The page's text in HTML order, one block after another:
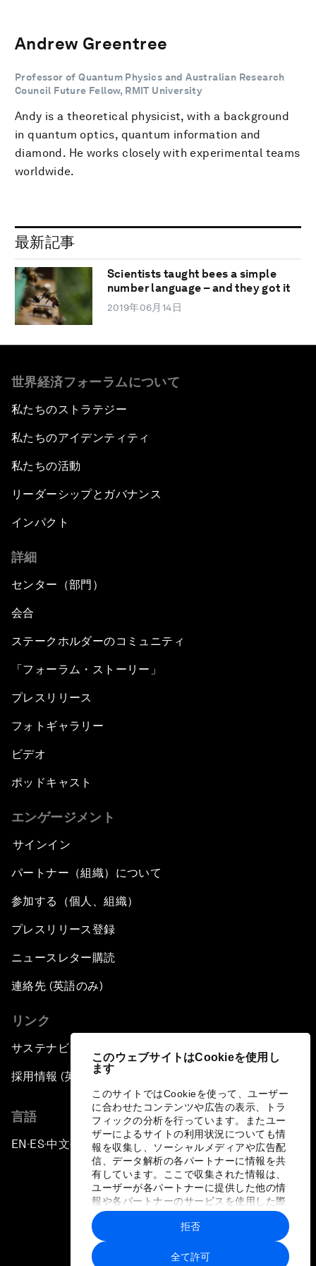
このウェブサイトはCookieを使用し
ます
このサイトではCookieを使って、ユーザー
に合わせたコンテンツや広告の表示、トラ
フィックの分析を行っています。またユー
ザーによるサイトの利用状況についても情
報を収集し、ソーシャルメディアや広告配
信、データ解析の各パートナーに情報を共
有しています。ここで収集された情報は、
ユーザーが各パートナーに提供した他の情
報や各パートナーのサービスを使用した際
に収集された情報と組み合わされ、各パー
トナーによって使用されることがありま
す。
全て許可
拒否
Andrew Greentree
Professor of Quantum Physics and Australian Research
Council Future Fellow, RMIT University
Andy is a theoretical physicist, with a background
in quantum optics, quantum information and
diamond. He works closely with experimental teams
worldwide.
最新記事
Scientists taught bees a simple
number language – and they got it
2019年06月14日
世界経済フォーラムについて
私たちのストラテジー
私たちのアイデンティティ
私たちの活動
リーダーシップとガバナンス
インパクト
詳細
センター（部門）
会合
ステークホルダーのコミュニティ
「フォーラム・ストーリー」
プレスリリース
フォトギャラリー
ビデオ
ポッドキャスト
エンゲージメント
サインイン
パートナー（組織）について
参加する（個人、組織）
プレスリリース登録
ニュースレター購読
連絡先 (英語のみ)
リンク
サステナビリティへの取り組み
採用情報 (英語のみ)
言語
EN ▪ES▪中文▪ 日本語
プライバシーポリシーと利用規約